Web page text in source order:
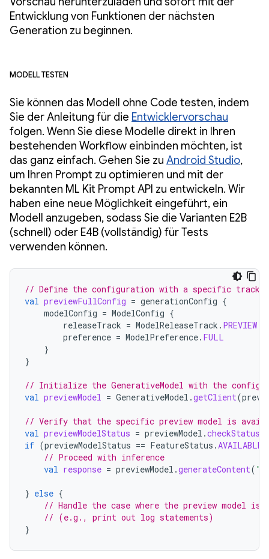
Entwicklung von Funktionen der nächsten
Generation zu beginnen.
Modell testen
Sie können das Modell ohne Code testen, indem
Sie der Anleitung für die Entwicklervorschau
folgen. Wenn Sie diese Modelle direkt in Ihren
bestehenden Workflow einbinden möchten, ist
das ganz einfach. Gehen Sie zu Android Studio,
um Ihren Prompt zu optimieren und mit der
bekannten ML Kit Prompt API zu entwickeln. Wir
haben eine neue Möglichkeit eingeführt, ein
Modell anzugeben, sodass Sie die Varianten E2B
(schnell) oder E4B (vollständig) für Tests
verwenden können.
// Define the configuration with a specific track
val previewFullConfig = generationConfig {
modelConfig = ModelConfig {
releaseTrack = ModelReleaseTrack . PREVIEW
preference = ModelPreference. FULL
}
}
// Initialize the GenerativeModel with the
val previewModel = GenerativeModel .getClient(
// Verify that the specific preview model is
val previewModelStatus = previewModel .checkStatus
if (previewModelStatus == FeatureStatus . AVAILABLE
// Proceed with inference
val response = previewModel .generateContent( "If
} else {
// Handle the case where the preview model is
// (e.g., print out log statements)
}